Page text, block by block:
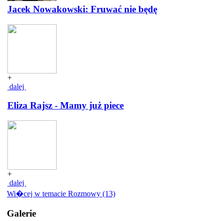
Jacek Nowakowski: Fruwać nie będę
+
dalej
Eliza Rajsz - Mamy już piece
+
dalej
Wi�cej w temacie Rozmowy (13)
Galerie